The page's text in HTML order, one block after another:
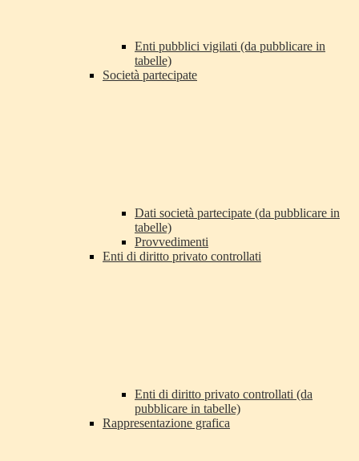
Enti pubblici vigilati (da pubblicare in
tabelle)
Società partecipate
Dati società partecipate (da pubblicare in
tabelle)
Provvedimenti
Enti di diritto privato controllati
Enti di diritto privato controllati (da
pubblicare in tabelle)
Rappresentazione grafica